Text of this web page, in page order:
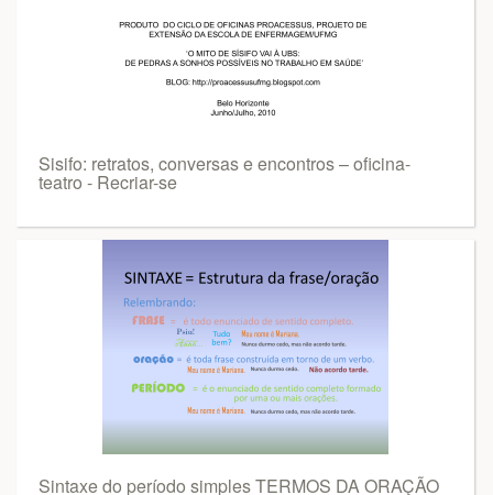
Sisifo: retratos, conversas e encontros – oficina-
teatro - Recriar-se
Sintaxe do período simples TERMOS DA ORAÇÃO